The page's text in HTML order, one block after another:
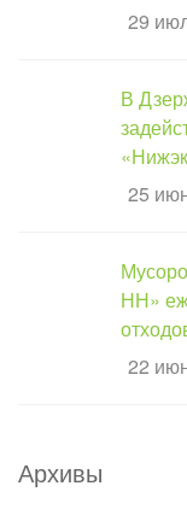
29
В
25
НН»
22
Архивы